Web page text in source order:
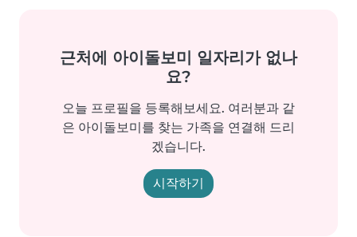
근처에 아이돌보미 일자리가 없나
요?
오늘 프로필을 등록해보세요. 여러분과 같
은 아이돌보미를 찾는 가족을 연결해 드리
겠습니다.
시작하기